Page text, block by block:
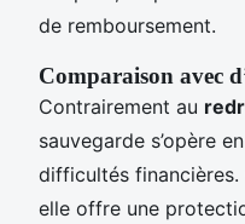
de remboursement.
Comparaison avec
Contrairement au
sauvegarde s’opère
difficultés financières.
elle offre une